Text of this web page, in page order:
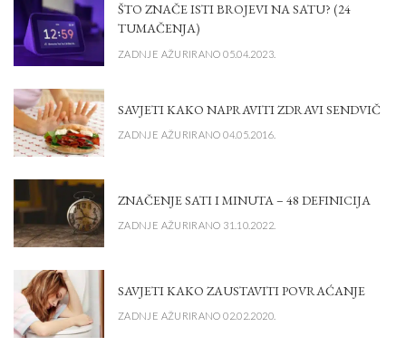
ŠTO ZNAČE ISTI BROJEVI NA SATU? (24
TUMAČENJA)
ZADNJE AŽURIRANO 05.04.2023.
SAVJETI KAKO NAPRAVITI ZDRAVI SENDVIČ
ZADNJE AŽURIRANO 04.05.2016.
ZNAČENJE SATI I MINUTA – 48 DEFINICIJA
ZADNJE AŽURIRANO 31.10.2022.
SAVJETI KAKO ZAUSTAVITI POVRAĆANJE
ZADNJE AŽURIRANO 02.02.2020.